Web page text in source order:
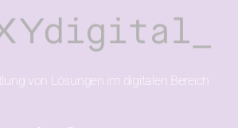
von Lösungen im digitalen Bereich